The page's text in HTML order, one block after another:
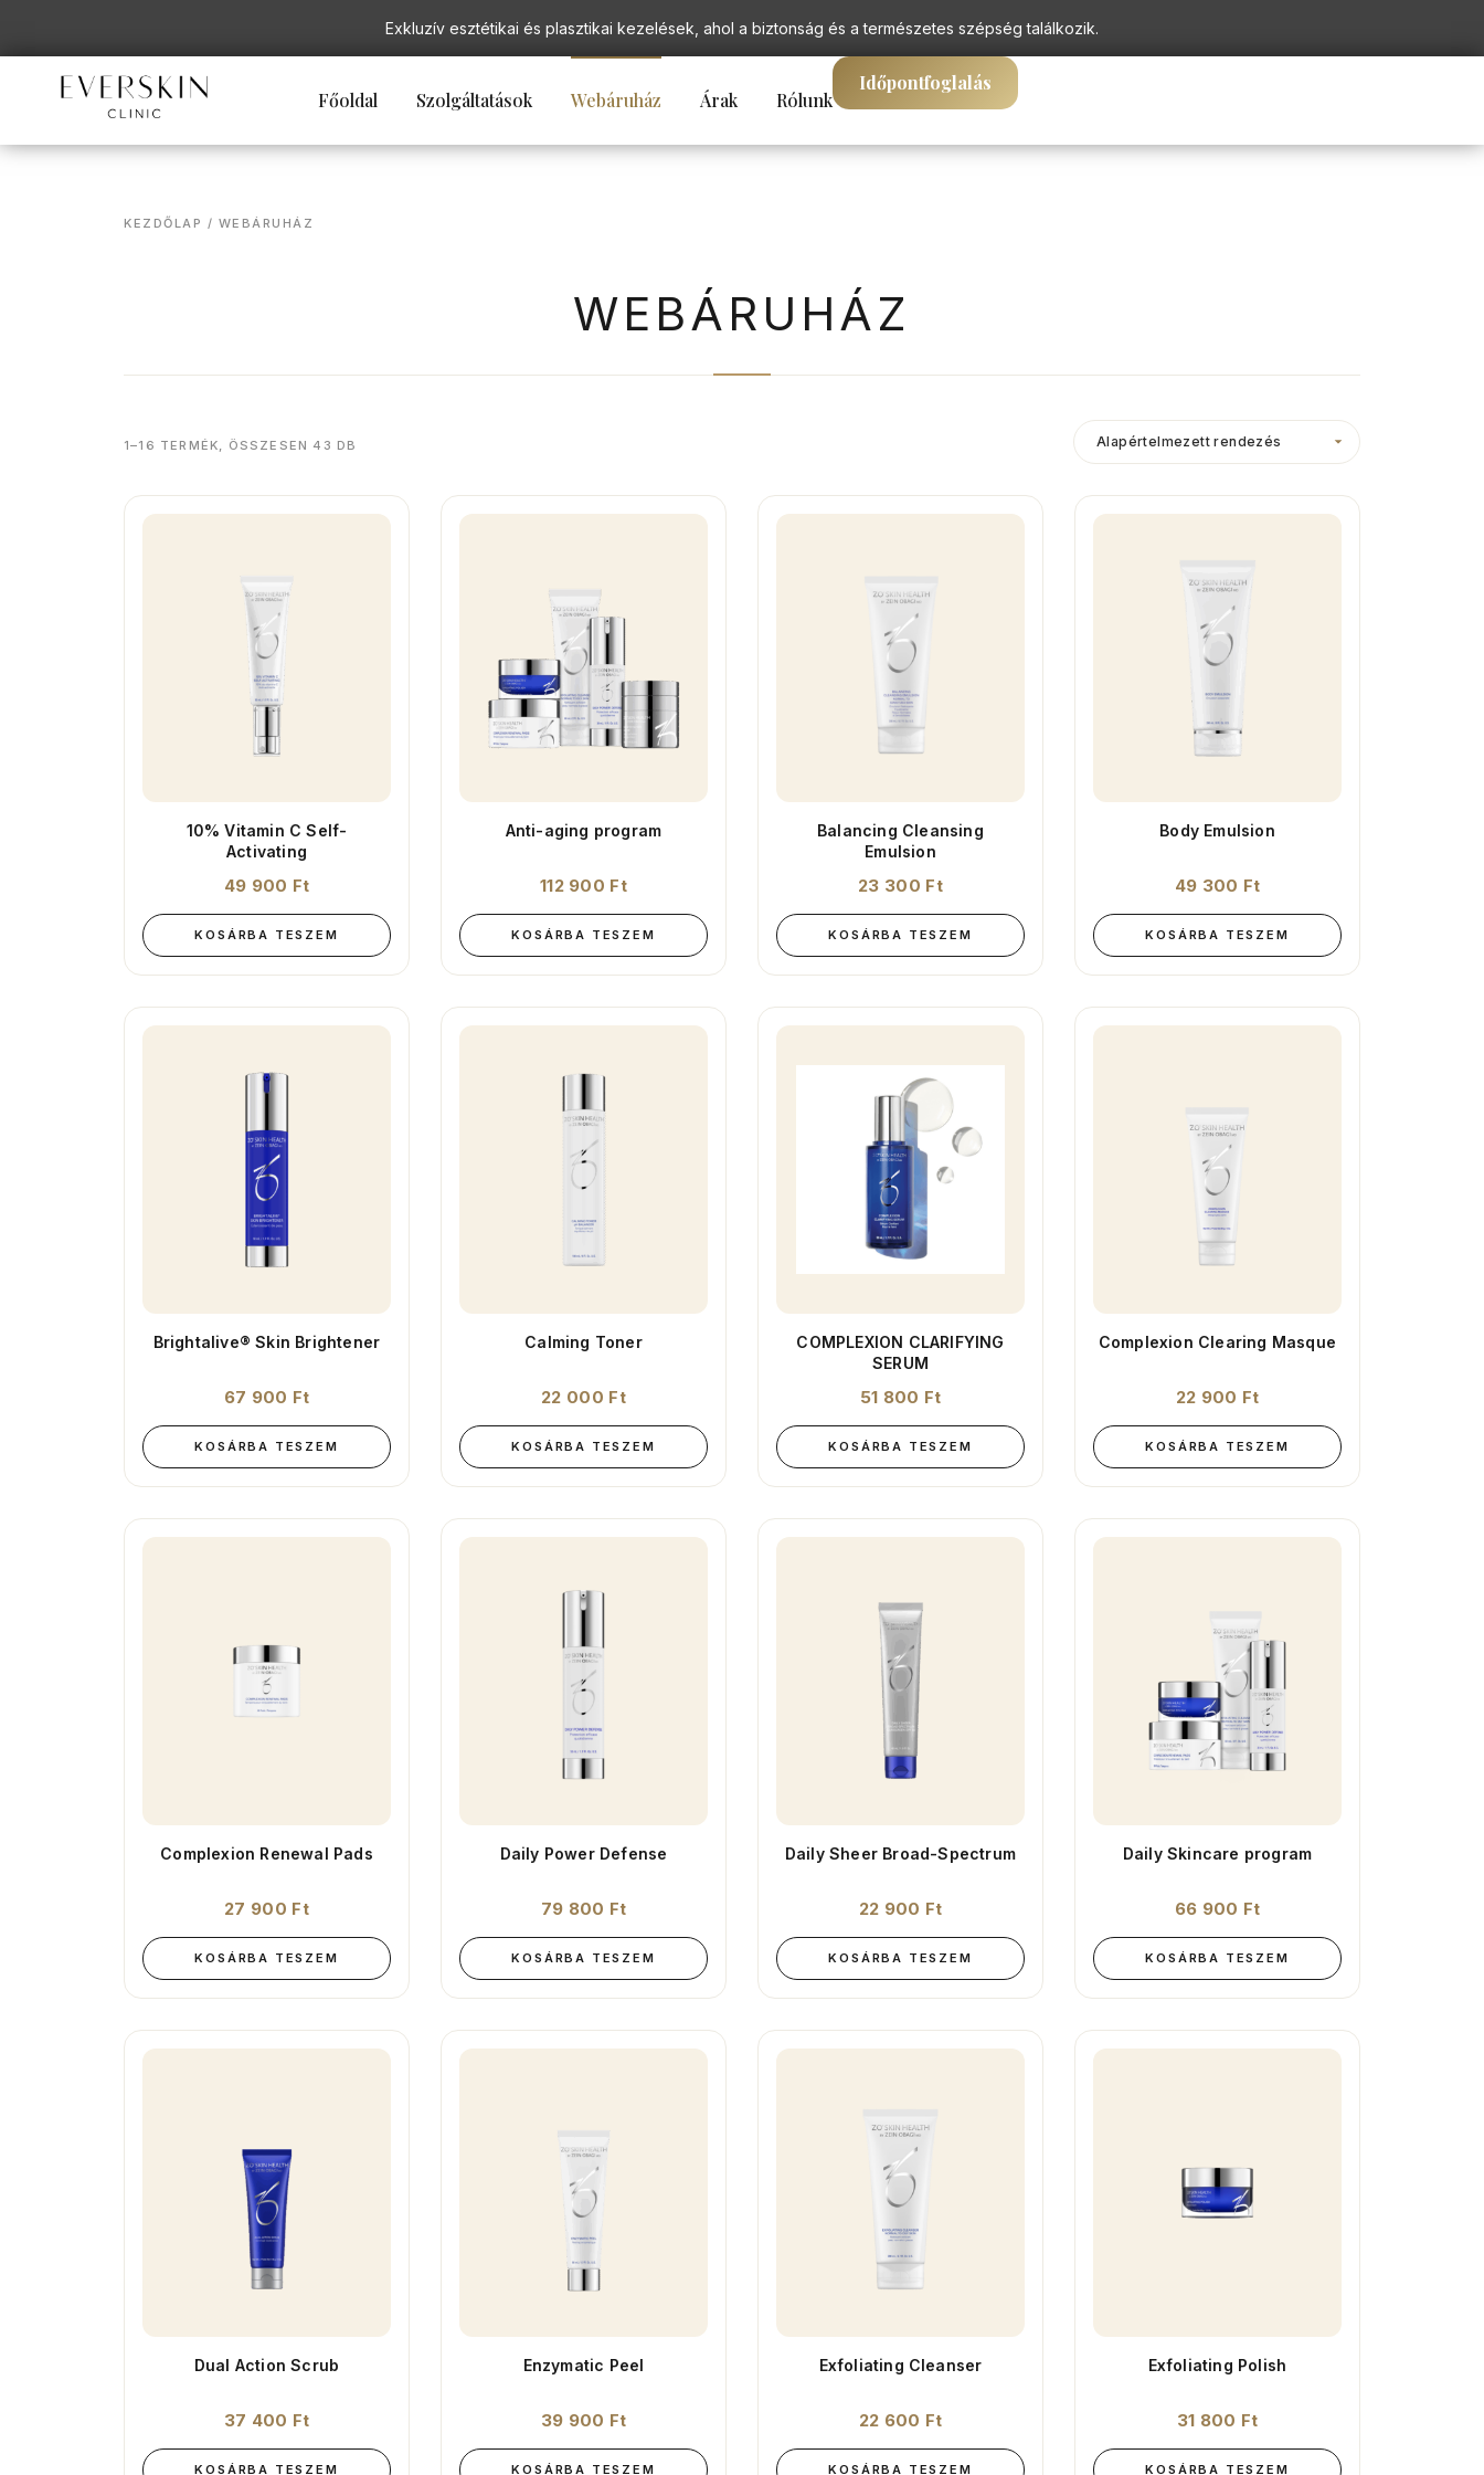
Exkluzív esztétikai és plasztikai kezelések, ahol a biztonság és a természetes szépség találkozik.
Főoldal Szolgáltatások Webáruház Árak Rólunk
Időpontfoglalás
KEZDŐLAP / WEBÁRUHÁZ
WEBÁRUHÁZ
1–16 TERMÉK, ÖSSZESEN 43 DB
10% Vitamin C Self-
Activating
49 900 Ft
KOSÁRBA TESZEM
Anti-aging program
112 900 Ft
KOSÁRBA TESZEM
Balancing Cleansing
Emulsion
23 300 Ft
KOSÁRBA TESZEM
Body Emulsion
49 300 Ft
KOSÁRBA TESZEM
Brightalive® Skin Brightener
67 900 Ft
KOSÁRBA TESZEM
Calming Toner
22 000 Ft
KOSÁRBA TESZEM
COMPLEXION CLARIFYING
SERUM
51 800 Ft
KOSÁRBA TESZEM
Complexion Clearing Masque
22 900 Ft
KOSÁRBA TESZEM
Complexion Renewal Pads
27 900 Ft
KOSÁRBA TESZEM
Daily Power Defense
79 800 Ft
KOSÁRBA TESZEM
Daily Sheer Broad-Spectrum
22 900 Ft
KOSÁRBA TESZEM
Daily Skincare program
66 900 Ft
KOSÁRBA TESZEM
Dual Action Scrub
37 400 Ft
KOSÁRBA TESZEM
Enzymatic Peel
39 900 Ft
KOSÁRBA TESZEM
Exfoliating Cleanser
22 600 Ft
KOSÁRBA TESZEM
Exfoliating Polish
31 800 Ft
KOSÁRBA TESZEM